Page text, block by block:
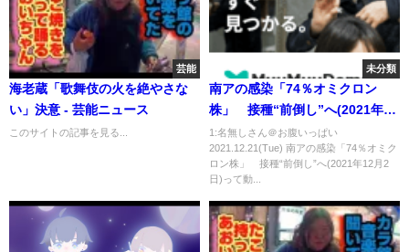
芸能
海老蔵「歌舞伎の火を絶やさな
い」決意 - 芸能ニュース
このサイトの記事を見る...
未分類
南アの感染「74％オミクロン
株」 接種“前倒し”へ(2021年12
月2日)
1:名無しさん＠お腹いっぱい
2021.12.21(Tue) 南アの感染「74％オミク
ロン株」 接種“前倒し”へ(2021年12月2
日)って動...